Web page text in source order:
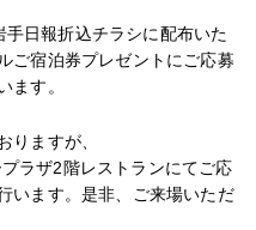
日報折込チラシに配布いた
ご宿泊券プレゼントにご応募
ます。
りますが、
ラザ2階レストランにてご応
います。是非、ご来場いただ